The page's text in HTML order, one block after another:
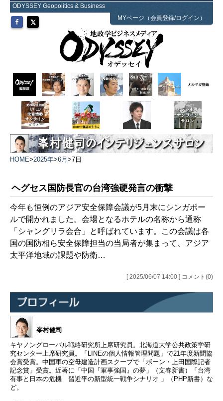
ODYSSEY Geopolitics & Business
MYページ（会員登録/ログイン）
HOME>2025年>6月 > 7日
ヘグセス国防長官の台湾強硬発言の衝撃
今年も恒例のアジア安全保障会議が5月末にシンガポー
ルで開かれました。会場となるホテルの名称から通称
「シャングリラ会合」と呼ばれています。この会議は各
国の国防相ら安全保障担当の当局者が集まって、アジア
太平洋地域の課題や防衛…
[ 2025/06/07 14:00 ] コメント(0)
峯村健司
キヤノングローバル戦略研究所上席研究員。北海道大学公共政策学研
究センター上席研究員。「LINEの個人情報管理問題」で21年度新聞協
会賞受賞。中国軍の空母建造計画スクープで「ボーン・上田国際記者
記念賞」受賞。近著に「中国『軍事強国』の夢」（文春新書）「台湾
有事と日本の危機 習近平の新型統一戦争シナリオ 」（PHP新書）な
ど。